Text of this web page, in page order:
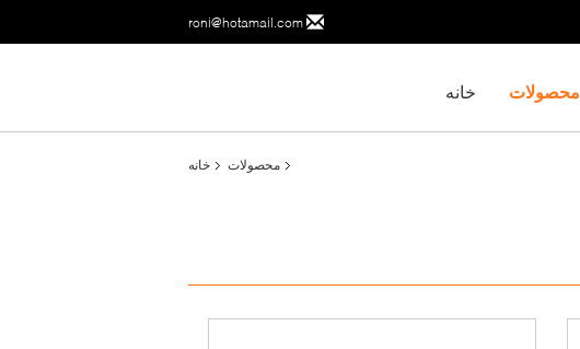
roni@hotamail.com
خانه محصولات
خانه محصولات